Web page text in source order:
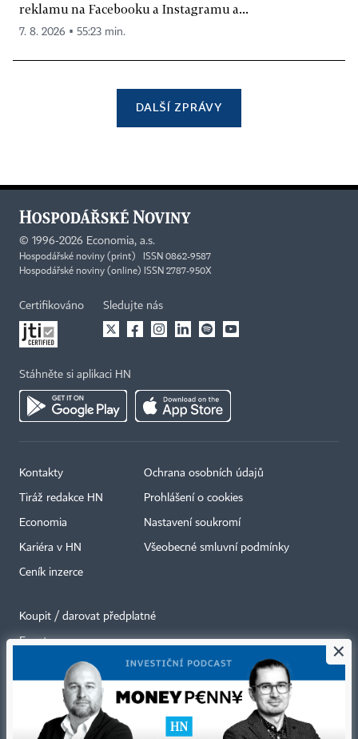
reklamu na Facebooku a Instagramu a...
7. 8. 2026 ▪ 55:23 min.
DALŠÍ ZPRÁVY
© 1996-2026 Economia, a.s.
Hospodářské noviny (print) ISSN 0862-9587
Hospodářské noviny (online) ISSN 2787-950X
Certifikováno Sledujte nás
Stáhněte si aplikaci HN
Kontakty
Tiráž redakce HN
Economia
Kariéra v HN
Ceník inzerce
Ochrana osobních údajů
Prohlášení o cookies
Nastavení soukromí
Všeobecné smluvní podmínky
Koupit / darovat předplatné
Eventy
Newslettery
RSS kanály
×